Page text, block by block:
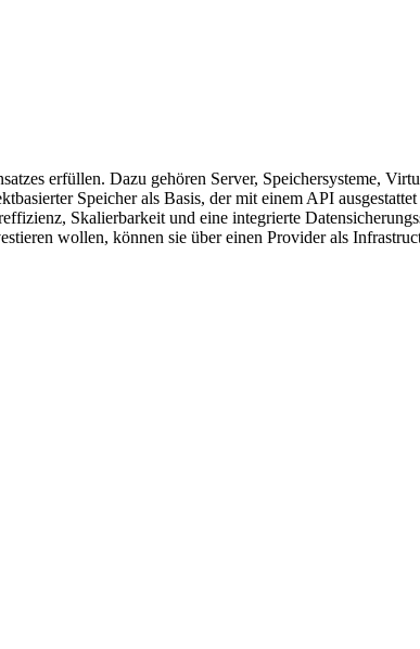
erfüllen. Dazu gehören Server, Speichersysteme,
Speicher als Basis, der mit einem API
Skalierbarkeit und eine integrierte
wollen, können sie über einen Provider als